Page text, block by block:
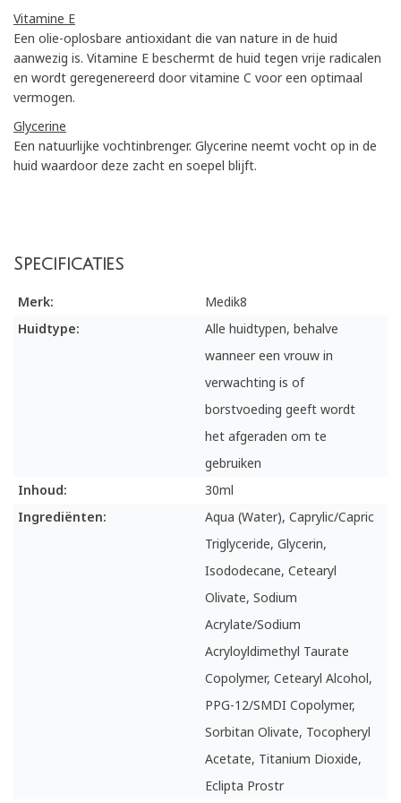
Vitamine E
Een olie-oplosbare antioxidant die van nature in de huid
aanwezig is. Vitamine E beschermt de huid tegen vrije radicalen
en wordt geregenereerd door vitamine C voor een optimaal
vermogen.
Glycerine
Een natuurlijke vochtinbrenger. Glycerine neemt vocht op in de
huid waardoor deze zacht en soepel blijft.
Specificaties
Merk:
Medik8
Huidtype:
Alle huidtypen, behalve
wanneer een vrouw in
verwachting is of
borstvoeding geeft wordt
het afgeraden om te
gebruiken
Inhoud:
30ml
Ingrediënten:
Aqua (Water), Caprylic/Capric
Triglyceride, Glycerin,
Isododecane, Cetearyl
Olivate, Sodium
Acrylate/Sodium
Acryloyldimethyl Taurate
Copolymer, Cetearyl Alcohol,
PPG-12/SMDI Copolymer,
Sorbitan Olivate, Tocopheryl
Acetate, Titanium Dioxide,
Eclipta Prostr